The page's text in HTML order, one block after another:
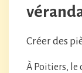
Créer des
À Poitiers, le